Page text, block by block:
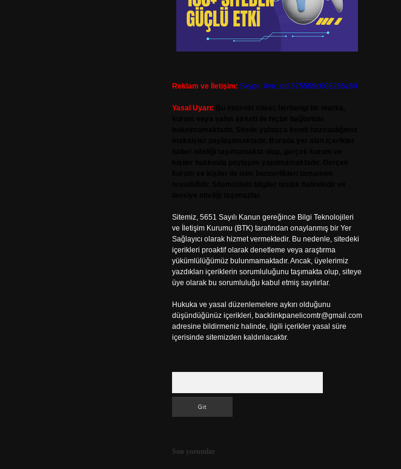
Reklam ve İletişim: Skype: live:.cid.575569c608265c69
Yasal Uyarı:
Sitemiz, 5651 Sayılı Kanun gereğince Bilgi Teknolojileri
ve İletişim Kurumu (BTK) tarafından onaylanmış bir Yer
Sağlayıcı olarak hizmet vermektedir. Bu nedenle, sitedeki
içerikleri proaktif olarak denetleme veya araştırma
yükümlülüğümüz bulunmamaktadır. Ancak, üyelerimiz
yazdıkları içeriklerin sorumluluğunu taşımakta olup, siteye
üye olarak bu sorumluluğu kabul etmiş sayılırlar.
Hukuka ve yasal düzenlemelere aykırı olduğunu
düşündüğünüz içerikleri, backlinkpanelicomtr@gmail.com
adresine bildirmeniz halinde, ilgili içerikler yasal süre
içerisinde sitemizden kaldırılacaktır.
Son yorumlar